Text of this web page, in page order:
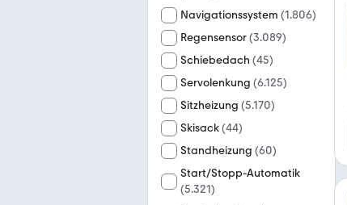
Navigationssystem (1.806)
Regensensor(3.089)
Schiebedach (45)
Servolenkung (6.125)
Sitzheizung (5.170)
Skisack(44)
Standheizung (60)
Start/Stopp-Automatik
(5.321)